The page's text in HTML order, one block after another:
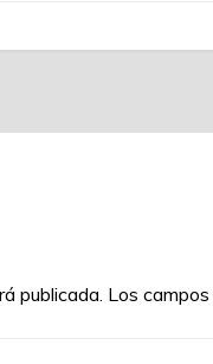
publicada. Los